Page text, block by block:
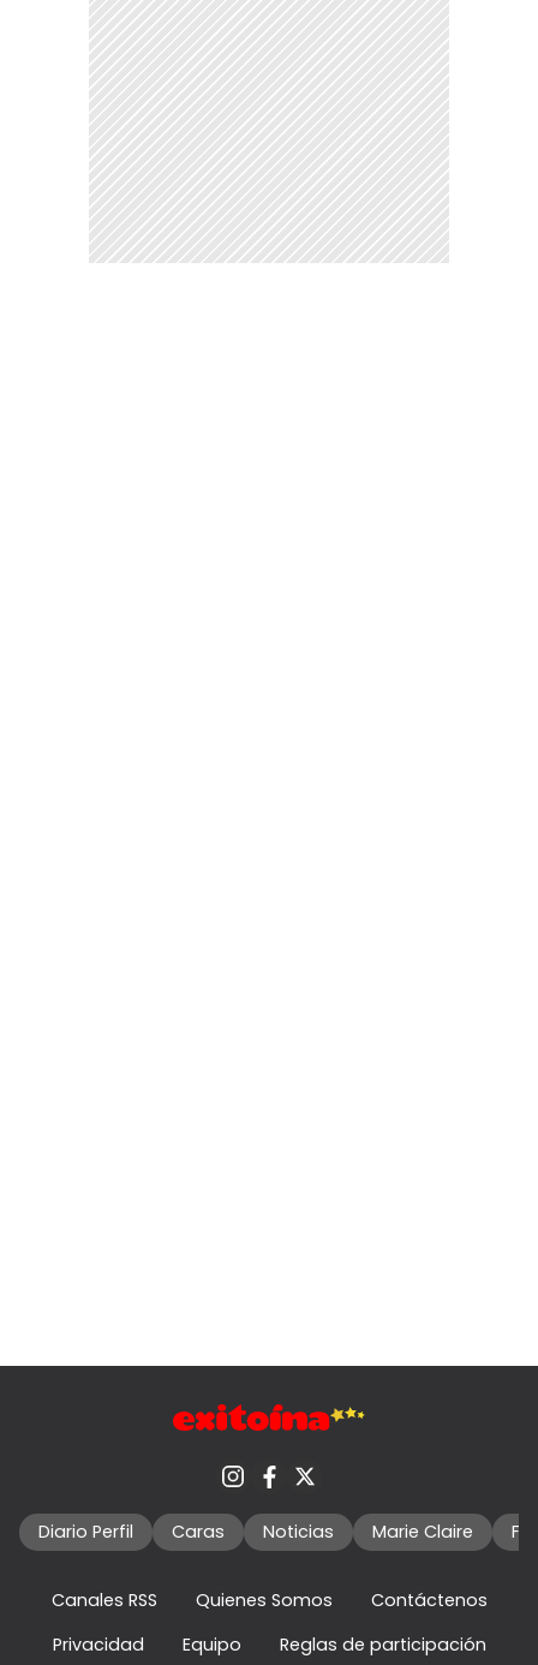
Diario Perfil Caras Noticias Marie Claire
Canales RSS Quienes Somos
Contáctenos
Privacidad
Equipo Reglas de participación